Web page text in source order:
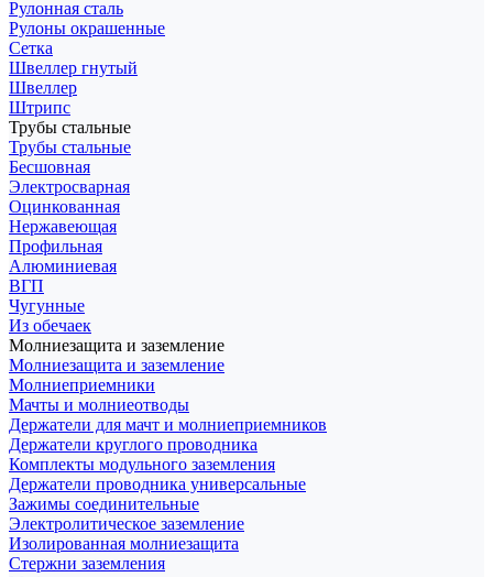
Рулонная сталь
Рулоны окрашенные
Сетка
Швеллер гнутый
Швеллер
Штрипс
Трубы стальные
Трубы стальные
Бесшовная
Электросварная
Оцинкованная
Нержавеющая
Профильная
Алюминиевая
ВГП
Чугунные
Из обечаек
Молниезащита и заземление
Молниезащита и заземление
Молниеприемники
Мачты и молниеотводы
Держатели для мачт и молниеприемников
Держатели круглого проводника
Комплекты модульного заземления
Держатели проводника универсальные
Зажимы соединительные
Электролитическое заземление
Изолированная молниезащита
Стержни заземления